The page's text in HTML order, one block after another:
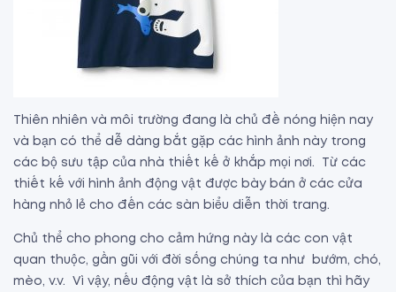
Thiên nhiên và môi trường đang là chủ đề nóng hiện nay
và bạn có thể dễ dàng bắt gặp các hình ảnh này trong
các bộ sưu tập của nhà thiết kế ở khắp mọi nơi. Từ các
thiết kế với hình ảnh động vật được bày bán ở các cửa
hàng nhỏ lẻ cho đến các sàn biểu diễn thời trang.
Chủ thể cho phong cho cảm hứng này là các con vật
quan thuộc, gần gũi với đời sống chúng ta như bướm, chó,
mèo, v.v. Vì vậy, nếu động vật là sở thích của bạn thì hãy